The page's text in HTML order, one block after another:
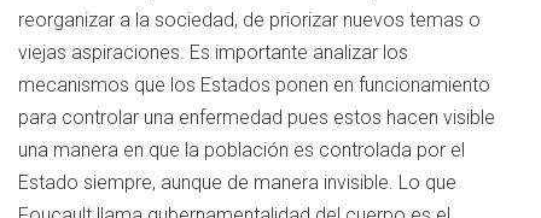
reorganizar a la sociedad, de priorizar nuevos temas o
viejas aspiraciones. Es importante analizar los
mecanismos que los Estados ponen en funcionamiento
para controlar una enfermedad pues estos hacen visible
una manera en que la población es controlada por el
Estado siempre, aunque de manera invisible. Lo que